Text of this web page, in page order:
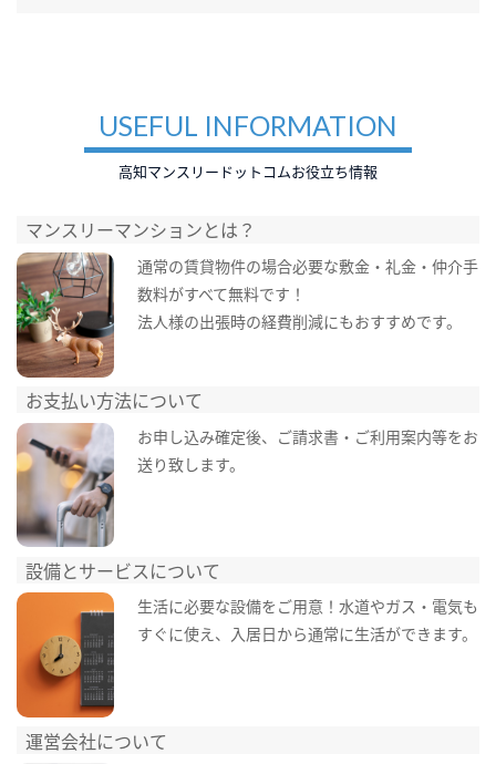
USEFUL INFORMATION
高知マンスリードットコムお役立ち情報
マンスリーマンションとは？
通常の賃貸物件の場合必要な敷金・礼金・仲介手
数料がすべて無料です！
法人様の出張時の経費削減にもおすすめです。
お支払い方法について
お申し込み確定後、ご請求書・ご利用案内等をお
送り致します。
設備とサービスについて
生活に必要な設備をご用意！水道やガス・電気も
すぐに使え、入居日から通常に生活ができます。
運営会社について